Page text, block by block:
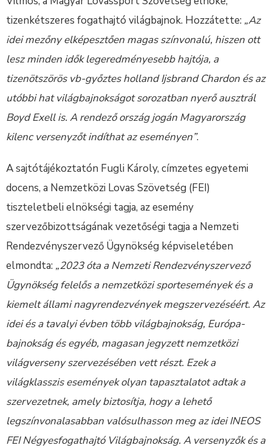
tizenkétszeres fogathajtó világbajnok. Hozzátette: „Az
idei mezőny elképesztően magas színvonalú, hiszen ott
lesz minden idők legeredményesebb hajtója, a
tizenötszörös vb-győztes holland Ijsbrand Chardon és az
utóbbi hat világbajnokságot sorozatban nyerő ausztrál
Boyd Exell is. A rendező ország jogán Magyarország
kilenc versenyzőt indíthat az eseményen”.
A sajtótájékoztatón Fugli Károly, címzetes egyetemi
docens, a Nemzetközi Lovas Szövetség (FEI)
tiszteletbeli elnökségi tagja, az esemény
szervezőbizottságának vezetőségi tagja a Nemzeti
Rendezvényszervező Ügynökség képviseletében
elmondta: „2023 óta a Nemzeti Rendezvényszervező
Ügynökség felelős a nemzetközi sportesemények és a
kiemelt állami nagyrendezvények megszervezéséért. Az
idei és a tavalyi évben több világbajnokság, Európa-
bajnokság és egyéb, magasan jegyzett nemzetközi
világverseny szervezésében vett részt. Ezek a
világklasszis események olyan tapasztalatot adtak a
szervezetnek, amely biztosítja, hogy a lehető
legszínvonalasabban valósulhasson meg az idei INEOS
FEI Négyesfogathajtó Világbajnokság. A versenyzők és a